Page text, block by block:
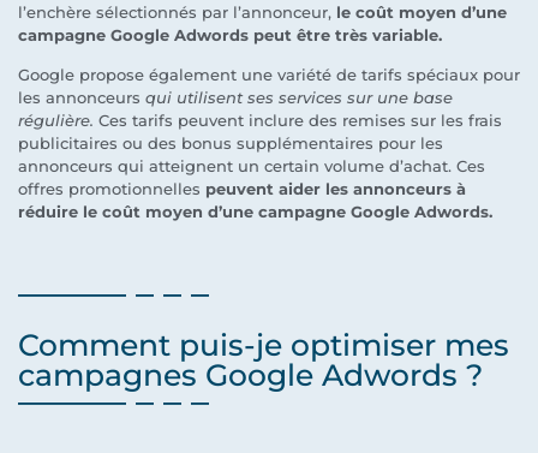
l’enchère sélectionnés par l’annonceur, le coût moyen d’une
campagne Google Adwords peut être très variable.
Google propose également une variété de tarifs spéciaux pour
les annonceurs qui utilisent ses services sur une base
régulière. Ces tarifs peuvent inclure des remises sur les frais
publicitaires ou des bonus supplémentaires pour les
annonceurs qui atteignent un certain volume d’achat. Ces
offres promotionnelles peuvent aider les annonceurs à
réduire le coût moyen d’une campagne Google Adwords.
Comment puis-je optimiser mes
campagnes Google Adwords ?